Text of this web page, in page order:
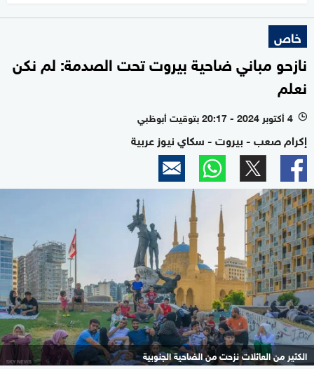
خاص
نازحو مباني ضاحية بيروت تحت الصدمة: لم نكن
نعلم
l 4 أكتوبر 2024 - 20:17 بتوقيت أبوظبي
إكرام صعب - بيروت - سكاي نيوز عربية
الكثير من العائلات نزحت من الضاحية الجنوبية